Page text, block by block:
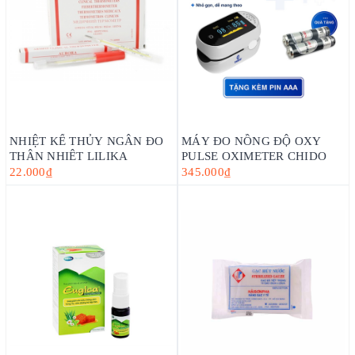
NHIỆT KẾ THỦY NGÂN ĐO
THÂN NHIỆT LILIKA
22.000₫
MÁY ĐO NỒNG ĐỘ OXY
PULSE OXIMETER CHIDO
345.000₫